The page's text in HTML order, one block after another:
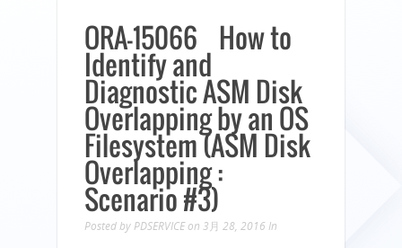
ORA-15066 How to
Identify and
Diagnostic ASM Disk
Overlapping by an OS
Filesystem (ASM Disk
Overlapping :
Scenario #3)
Posted by PDSERVICE on 3月 28, 2016 In